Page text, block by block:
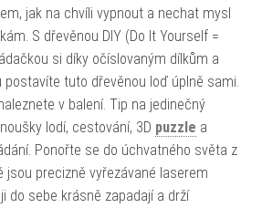
jak na chvíli vypnout a nechat mysl
S dřevěnou DIY (Do It Yourself =
si díky očíslovaným dílkům a
postavíte tuto dřevěnou loď úplně sami.
v balení. Tip na jedinečný
lodí, cestování, 3D puzzle a
Ponořte se do úchvatného světa z
jsou precizně vyřezávané laserem
do sebe krásně zapadají a drží